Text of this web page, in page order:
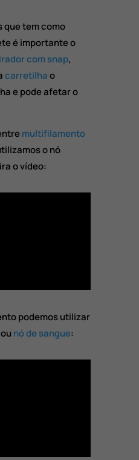
que tem como
é importante o
com snap,
carretilhao
e pode afetar o
multifilamento
o nó
o vídeo:
podemos utilizar
nó de sangue: